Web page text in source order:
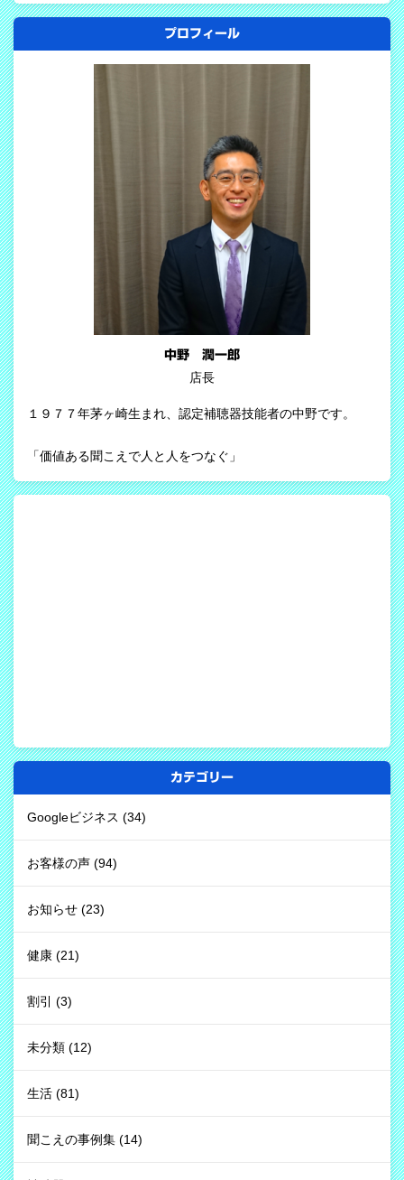
プロフィール
中野 潤一郎
店長
１９７７年茅ヶ崎生まれ、認定補聴器技能者の中野です。
「価値ある聞こえで人と人をつなぐ」
カテゴリー
Googleビジネス (34)
お客様の声 (94)
お知らせ (23)
健康 (21)
割引 (3)
未分類 (12)
生活 (81)
聞こえの事例集 (14)